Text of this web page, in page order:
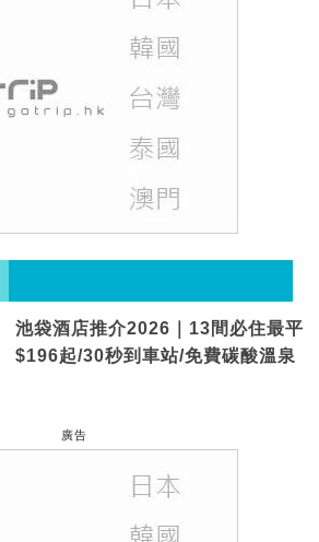
池袋酒店推介2026｜13間必住最平
$196起/30秒到車站/免費碳酸溫泉
廣告